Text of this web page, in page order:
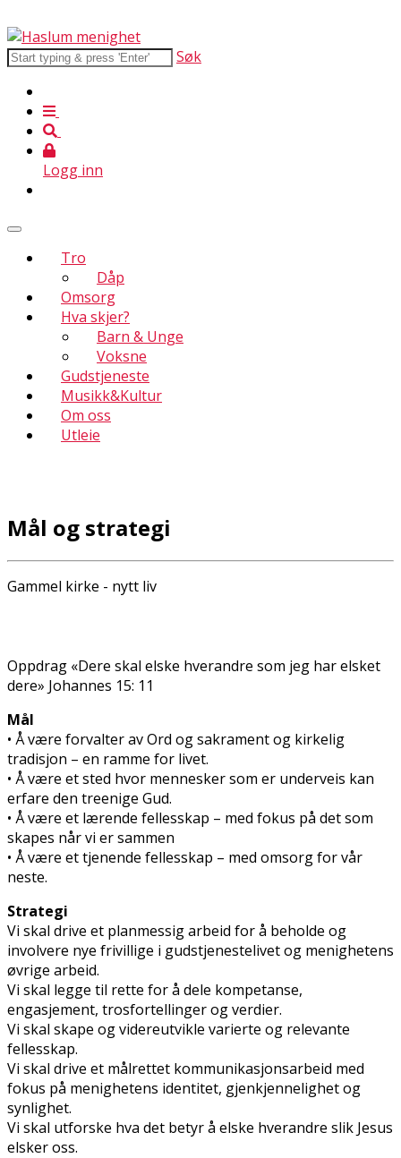
Søk
Logg inn
Tro
Dåp
Omsorg
Hva skjer?
Barn & Unge
Voksne
Gudstjeneste
Musikk&Kultur
Om oss
Utleie
Mål og strategi
Gammel kirke - nytt liv
Oppdrag «Dere skal elske hverandre som jeg har elsket
dere» Johannes 15: 11
Mål
• Å være forvalter av Ord og sakrament og kirkelig
tradisjon – en ramme for livet.
• Å være et sted hvor mennesker som er underveis kan
erfare den treenige Gud.
• Å være et lærende fellesskap – med fokus på det som
skapes når vi er sammen
• Å være et tjenende fellesskap – med omsorg for vår
neste.
Strategi
Vi skal drive et planmessig arbeid for å beholde og
involvere nye frivillige i gudstjenestelivet og menighetens
øvrige arbeid.
Vi skal legge til rette for å dele kompetanse,
engasjement, trosfortellinger og verdier.
Vi skal skape og videreutvikle varierte og relevante
fellesskap.
Vi skal drive et målrettet kommunikasjonsarbeid med
fokus på menighetens identitet, gjenkjennelighet og
synlighet.
Vi skal utforske hva det betyr å elske hverandre slik Jesus
elsker oss.